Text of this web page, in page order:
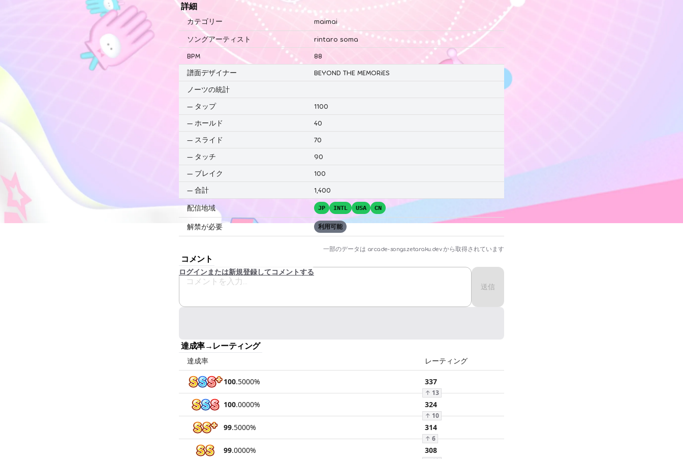
詳細
カテゴリー maimai
ソングアーティスト
rintaro soma
BPM
88
譜面デザイナー
BEYOND THE MEMORiES
ノーツの統計
— タップ
1100
— ホールド
40
— スライド
70
— タッチ
90
— ブレイク
100
— 合計 1,400
配信地域 JP INTL USA CN
解禁が必要 利用可能
一部のデータは arcade-songs.zetaraku.devから取得されています
コメント
送信
ログインまたは新規登録してコメントする
達成率→レーティング
達成率 レーティング
100.5000% 337
↑ 13
100.0000% 324
↑ 10
99.5000% 314
↑ 6
99.0000% 308